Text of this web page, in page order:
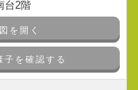
台2階
を開く
を確認する